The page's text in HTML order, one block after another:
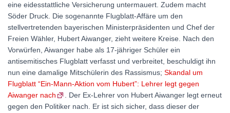
eine eidesstattliche Versicherung untermauert. Zudem macht
Söder Druck. Die sogenannte Flugblatt-Affäre um den
stellvertretenden bayerischen Ministerpräsidenten und Chef der
Freien Wähler, Hubert Aiwanger, zieht weitere Kreise. Nach den
Vorwürfen, Aiwanger habe als 17-jähriger Schüler ein
antisemitisches Flugblatt verfasst und verbreitet, beschuldigt ihn
nun eine damalige Mitschülerin des Rassismus; Skandal um
Flugblatt “Ein-Mann-Aktion vom Hubert”: Lehrer legt gegen
Aiwanger nach
. Der Ex-Lehrer von Hubert Aiwanger legt erneut
gegen den Politiker nach. Er ist sich sicher, dass dieser der